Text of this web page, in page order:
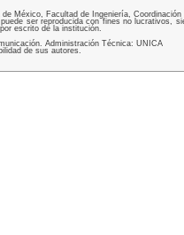
México, Facultad de Ingeniería,
ser reproducida con fines no lucrativos,
escrito de la institución.
Administración Técnica: UNICA
de sus autores.